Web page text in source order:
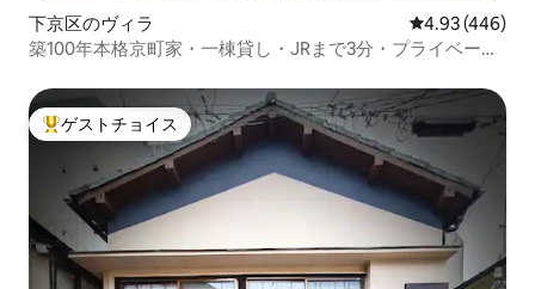
下京区のヴィラ レビュー446
4.93 (446)
築100年本格京町家・一棟貸し・JRまで3分・プライベート
大好評のゲストチョイスです。
ゲストチョイス